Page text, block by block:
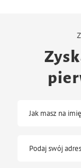
Jak masz na
Podaj swój